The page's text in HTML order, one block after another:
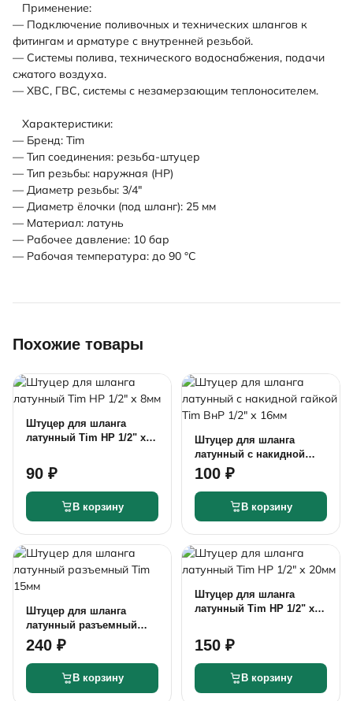
Применение:
— Подключение поливочных и технических шлангов к
фитингам и арматуре с внутренней резьбой.
— Системы полива, технического водоснабжения, подачи
сжатого воздуха.
— ХВС, ГВС, системы с незамерзающим теплоносителем.
Характеристики:
— Бренд: Tim
— Тип соединения: резьба-штуцер
— Тип резьбы: наружная (НР)
— Диаметр резьбы: 3/4"
— Диаметр ёлочки (под шланг): 25 мм
— Материал: латунь
— Рабочее давление: 10 бар
— Рабочая температура: до 90 °С
Похожие товары
Штуцер для шланга
латунный Tim НР 1/2" х
90 ₽
В корзину
Штуцер для шланга
латунный с накидной
гайкой Tim ВнР 1/2" х
16мм
100 ₽
В корзину
Штуцер для шланга
латунный разъемный
Tim 15мм
240 ₽
В корзину
Штуцер для шланга
латунный Tim НР 1/2" х
150 ₽
В корзину